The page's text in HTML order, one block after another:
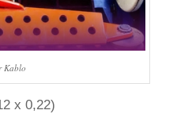
Kablo
x 0,22)